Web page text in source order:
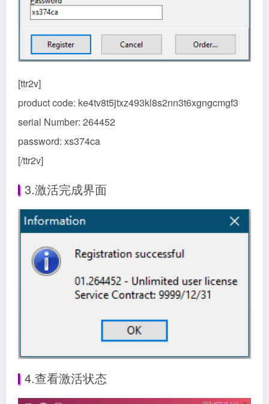
[ttr2v]
product code: ke4tv8t5jtxz493kl8s2nn3t6xgngcmgf3
serial Number: 264452
password: xs374ca
[/ttr2v]
3.激活完成界面
4.查看激活状态